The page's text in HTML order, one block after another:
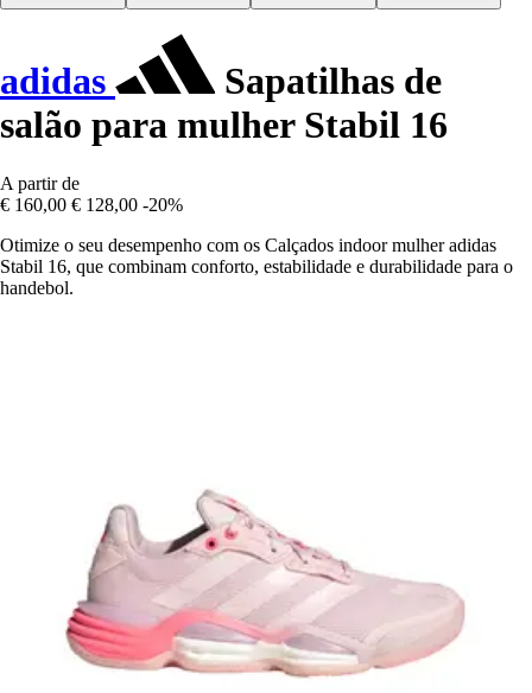
adidas
Sapatilhas de
salão para mulher Stabil 16
A partir de
€ 160,00 € 128,00 -20%
Otimize o seu desempenho com os Calçados indoor mulher adidas
Stabil 16, que combinam conforto, estabilidade e durabilidade para o
handebol.